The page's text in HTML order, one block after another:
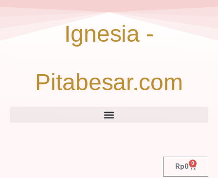
Ignesia -
Pitabesar.com
Rp0 0